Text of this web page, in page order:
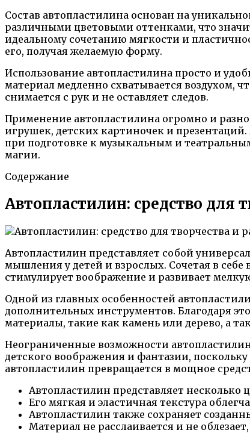
Состав автопластилина основан на
различными цветовыми оттенками, что
идеальному сочетанию мягкости и
его, получая желаемую форму.
Использование автопластилина просто и
материал медленно схватывается воздухом,
снимается с рук и не оставляет следов.
Применение автопластилина огромно и
игрушек, детских картиночек и
при подготовке к музыкальным и
магии.
Содержание
Автопластилин: средство для
Автопластилин представляет собой
мышления у детей и взрослых. Сочетая в
стимулирует воображение и развивает
Одной из главных особенностей
дополнительных инструментов. Благодаря
материалы, такие как камень или дерево, а
Неограниченные возможности
детского воображения и фантазии,
автопластилин превращается в мощное
Автопластилин представляет несколько
Его мягкая и эластичная текстура
Автопластилин также сохраняет
Материал не расслаивается и не